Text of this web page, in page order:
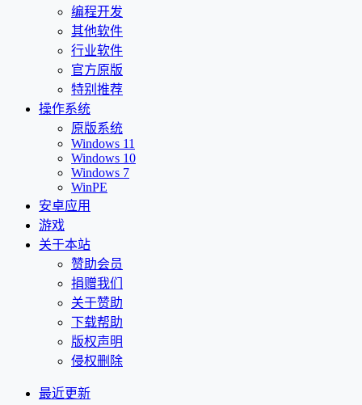
编程开发
其他软件
行业软件
官方原版
特别推荐
操作系统
原版系统
Windows 11
Windows 10
Windows 7
WinPE
安卓应用
游戏
关于本站
赞助会员
捐赠我们
关于赞助
下载帮助
版权声明
侵权删除
最近更新